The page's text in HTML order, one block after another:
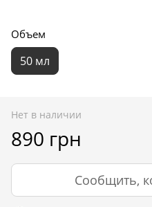
Объем
50 мл
Нет в наличии
890 грн
Сообщить,